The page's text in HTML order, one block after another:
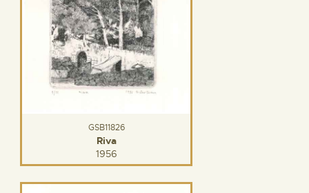
GSB11826
Riva
1956